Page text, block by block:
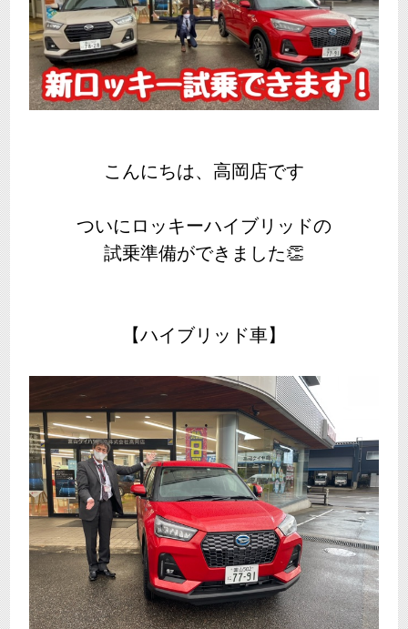
こんにちは、高岡店です
ついにロッキーハイブリッドの
試乗準備ができました👏
【ハイブリッド車】